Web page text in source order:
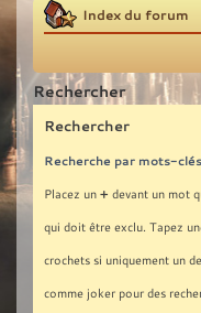
Index du forum
Rechercher
Rechercher
Recherche par mots-
Placez un + devant un mot
qui doit être exclu. Tapez
crochets si uniquement un
comme joker pour des